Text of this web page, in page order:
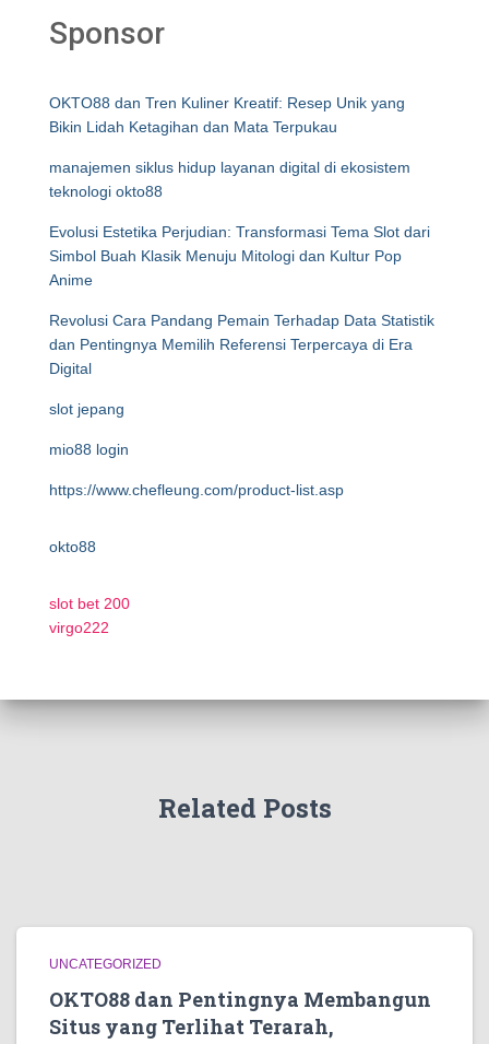
Sponsor
OKTO88 dan Tren Kuliner Kreatif: Resep Unik yang
Bikin Lidah Ketagihan dan Mata Terpukau
manajemen siklus hidup layanan digital di ekosistem
teknologi okto88
Evolusi Estetika Perjudian: Transformasi Tema Slot dari
Simbol Buah Klasik Menuju Mitologi dan Kultur Pop
Anime
Revolusi Cara Pandang Pemain Terhadap Data Statistik
dan Pentingnya Memilih Referensi Terpercaya di Era
Digital
slot jepang
mio88 login
https://www.chefleung.com/product-list.asp
okto88
slot bet 200
virgo222
Related Posts
UNCATEGORIZED
OKTO88 dan Pentingnya Membangun
Situs yang Terlihat Terarah,